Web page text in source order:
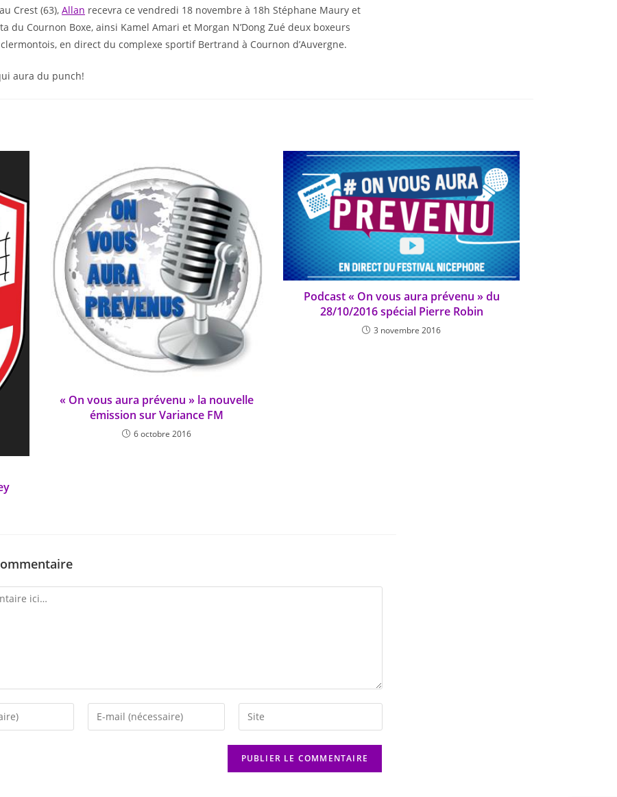
Crest (63), Allan recevra ce vendredi 18 novembre à 18h Stéphane Maury et
du Cournon Boxe, ainsi Kamel Amari et Morgan N’Dong Zué deux boxeurs
en direct du complexe sportif Bertrand à Cournon d’Auvergne.
aura du punch!
« On vous aura prévenu » la nouvelle
émission sur Variance FM
6 octobre 2016
Podcast « On vous aura prévenu » du
28/10/2016 spécial Pierre Robin
3 novembre 2016